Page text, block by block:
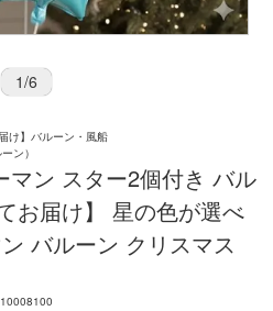
1/6
け】バルーン・風船
ン）
マン スター2個付き バル
お届け】 星の色が選べ
バルーン クリスマス
10008100